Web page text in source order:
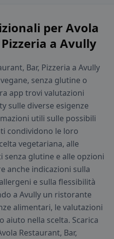
per Avola
a Avully
Bar, Pizzeria a Avully
senza glutine o
app trovi valutazioni
sulle diverse esigenze
utili sulle possibili
condividono le loro
vegetariana, alle
senza glutine e alle opzioni
anche indicazioni sulla
e sulla flessibilità
a Avully un ristorante
alimentari, le valutazioni
aiuto nella scelta. Scarica
Restaurant, Bar,